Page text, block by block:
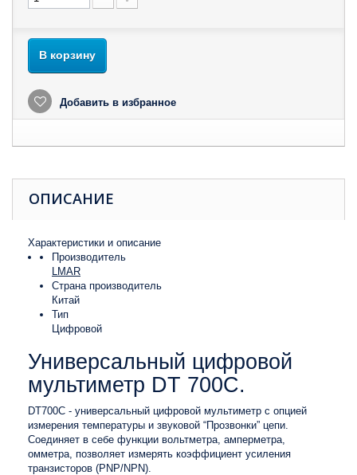
В корзину
Добавить в избранное
ОПИСАНИЕ
Характеристики и описание
Производитель
LMAR
Страна производитель
Китай
Тип
Цифровой
Универсальный цифровой
мультиметр DT 700C.
DT700C - универсальный цифровой мультиметр с опцией
измерения температуры и звуковой “Прозвонки” цепи.
Соединяет в себе функции вольтметра, амперметра,
омметра, позволяет измерять коэффициент усиления
транзисторов (PNP/NPN).